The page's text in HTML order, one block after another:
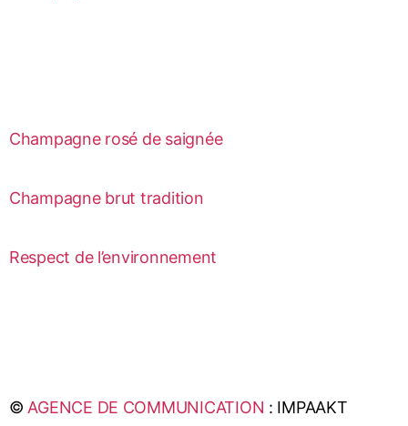
Champagne rosé de saignée
Champagne brut tradition
Respect de l’environnement
©AGENCE DE COMMUNICATION : IMPAAKT